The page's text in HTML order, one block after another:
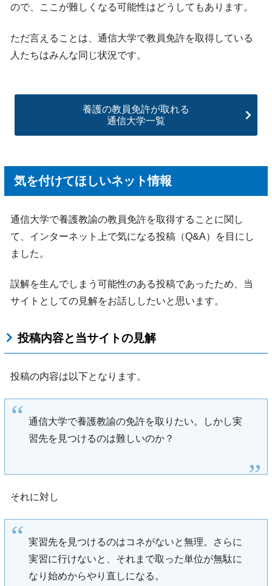
ので、ここが難しくなる可能性はどうしてもあります。
ただ言えることは、通信大学で教員免許を取得している
人たちはみんな同じ状況です。
養護の教員免許が取れる
通信大学一覧
気を付けてほしいネット情報
通信大学で養護教諭の教員免許を取得することに関し
て、インターネット上で気になる投稿（Q&A）を目にし
ました。
誤解を生んでしまう可能性のある投稿であったため、当
サイトとしての見解をお話ししたいと思います。
投稿内容と当サイトの見解
投稿の内容は以下となります。
通信大学で養護教諭の免許を取りたい。しかし実
習先を見つけるのは難しいのか？
それに対し
実習先を見つけるのはコネがないと無理。さらに
実習に行けないと、それまで取った単位が無駄に
なり始めからやり直しになる。